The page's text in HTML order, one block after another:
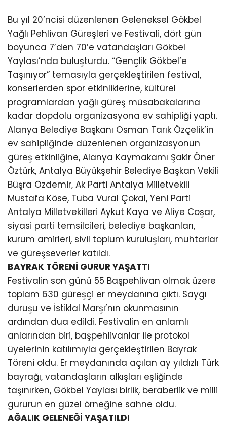
ABONE OL
Alanya Belediyesi tarafından bu yıl “Gençlik
Gökbel’e Taşınıyor” temasıyla düzenlenen 20.
Geleneksel Gökbel Yağlı Pehlivan Güreşleri ve
Festivali, dört gün süren etkinliklerin ardından
büyük bir coşkuyla tamamlandı. Er meydanında
rakiplerinin sırtını yere getiren Enes Doğan,
üçüncü kez Gökbel’in Başpehlivanı olarak adını
yazdırdı.
Bu yıl 20’ncisi düzenlenen Geleneksel Gökbel
Yağlı Pehlivan Güreşleri ve Festivali, dört gün
boyunca 7’den 70’e vatandaşları Gökbel
Yaylası’nda buluşturdu. “Gençlik Gökbel’e
Taşınıyor” temasıyla gerçekleştirilen festival,
konserlerden spor etkinliklerine, kültürel
programlardan yağlı güreş müsabakalarına
kadar dopdolu organizasyona ev sahipliği yaptı.
Alanya Belediye Başkanı Osman Tarık Özçelik’in
ev sahipliğinde düzenlenen organizasyonun
güreş etkinliğine, Alanya Kaymakamı Şakir Öner